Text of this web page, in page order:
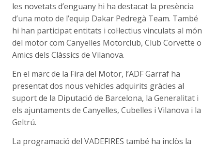
les novetats d’enguany hi ha destacat la presència
d’una moto de l’equip Dakar Pedregà Team. També
hi han participat entitats i col·lectius vinculats al món
del motor com Canyelles Motorclub, Club Corvette o
Amics dels Clàssics de Vilanova.
En el marc de la Fira del Motor, l’ADF Garraf ha
presentat dos nous vehicles adquirits gràcies al
suport de la Diputació de Barcelona, la Generalitat i
els ajuntaments de Canyelles, Cubelles i Vilanova i la
Geltrú.
La programació del VADEFIRES també ha inclòs la